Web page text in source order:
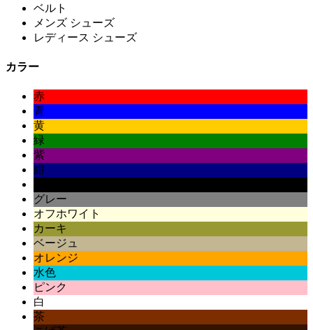
ベルト
メンズ シューズ
レディース シューズ
カラー
赤
青
黄
緑
紫
紺
グレー
オフホワイト
カーキ
ベージュ
オレンジ
水色
ピンク
白
茶